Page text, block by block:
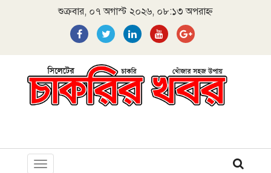
শুক্রবার, ০৭ অগাস্ট ২০২৬, ০৮:১৩ অপরাহ্ন
Toggle